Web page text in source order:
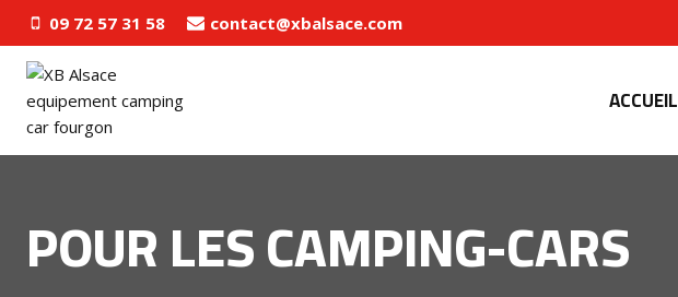
Aller
contenu
09 72 57 31 58 contact@xbalsace.com
ACCUEIL
POUR LES CAMPING-CARS